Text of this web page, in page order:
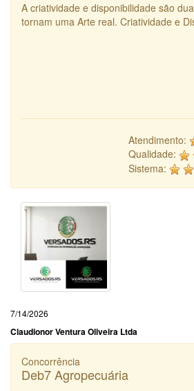
A criatividade e disponibilidade são
tornam uma Arte real. Criatividade e
Atendimento:
Qualidade:
Sistema:
7/14/2026
Claudionor Ventura Oliveira Ltda
Concorrência
Deb7 Agropecuária